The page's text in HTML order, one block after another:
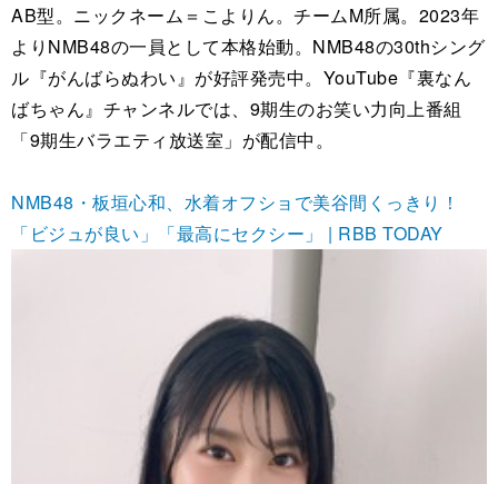
AB型。ニックネーム＝こよりん。チームM所属。2023年
よりNMB48の一員として本格始動。NMB48の30thシング
ル『がんばらぬわい』が好評発売中。YouTube『裏なん
ばちゃん』チャンネルでは、9期生のお笑い力向上番組
「9期生バラエティ放送室」が配信中。
NMB48・板垣心和、水着オフショで美谷間くっきり！
「ビジュが良い」「最高にセクシー」 | RBB TODAY